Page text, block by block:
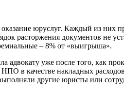
юруслуг. Каждый из них
расторжения документов не
– 8% от «выигрыша».
уже после того, как
в качестве накладных
другие юристы или